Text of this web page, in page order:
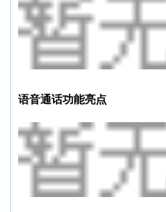
语音通话功能亮点